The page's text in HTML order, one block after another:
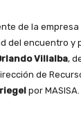
de la empresa
del encuentro y
Villalba,
de
por MASISA.